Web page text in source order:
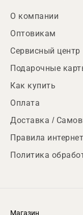
О компании
Оптовикам
Сервисный центр
Подарочные
Как купить
Оплата
Доставка /
Правила
Политика
Магазин